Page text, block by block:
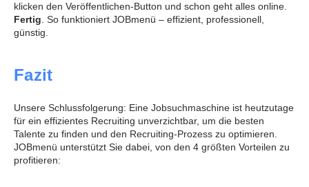
klicken den Veröffentlichen-Button und schon geht alles online.
Fertig . So funktioniert JOBmenü – effizient, professionell,
günstig.
Fazit
Unsere Schlussfolgerung: Eine Jobsuchmaschine ist heutzutage
für ein effizientes Recruiting unverzichtbar, um die besten
Talente zu finden und den Recruiting-Prozess zu optimieren.
JOBmenü unterstützt Sie dabei, von den 4 größten Vorteilen zu
profitieren: